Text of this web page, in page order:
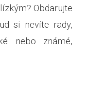
Obdarujte
si nevíte rady,
nebo známé,